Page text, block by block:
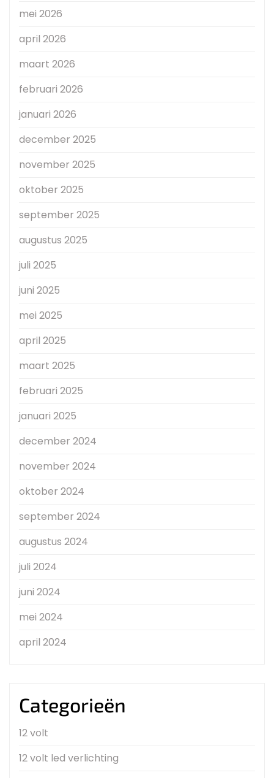
mei 2026
april 2026
maart 2026
februari 2026
januari 2026
december 2025
november 2025
oktober 2025
september 2025
augustus 2025
juli 2025
juni 2025
mei 2025
april 2025
maart 2025
februari 2025
januari 2025
december 2024
november 2024
oktober 2024
september 2024
augustus 2024
juli 2024
juni 2024
mei 2024
april 2024
Categorieën
12 volt
12 volt led verlichting